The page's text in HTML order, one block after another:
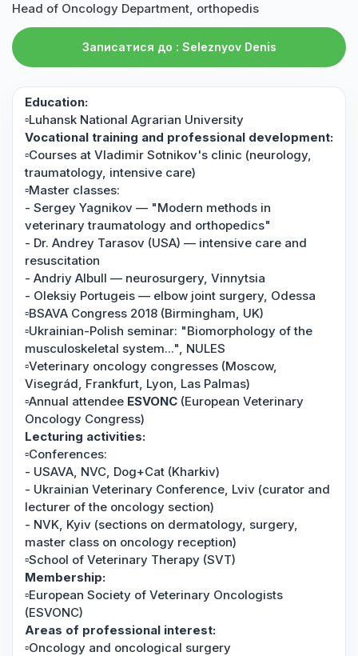
Head of Oncology Department, orthopedis
Записатися до : Seleznyov Denis
Education:
▫️Luhansk National Agrarian University
Vocational training and professional development:
▫️Courses at Vladimir Sotnikov's clinic (neurology,
traumatology, intensive care)
▫️Master classes:
- Sergey Yagnikov — "Modern methods in
veterinary traumatology and orthopedics"
- Dr. Andrey Tarasov (USA) — intensive care and
resuscitation
- Andriy Albull — neurosurgery, Vinnytsia
- Oleksiy Portugeis — elbow joint surgery, Odessa
▫️BSAVA Congress 2018 (Birmingham, UK)
▫️Ukrainian-Polish seminar: "Biomorphology of the
musculoskeletal system...", NULES
▫️Veterinary oncology congresses (Moscow,
Visegrád, Frankfurt, Lyon, Las Palmas)
▫️Annual attendee ESVONC (European Veterinary
Oncology Congress)
Lecturing activities:
▫️Conferences:
- USAVA, NVC, Dog+Cat (Kharkiv)
- Ukrainian Veterinary Conference, Lviv (curator and
lecturer of the oncology section)
- NVK, Kyiv (sections on dermatology, surgery,
master class on oncology reception)
▫️School of Veterinary Therapy (SVT)
Membership:
▫️European Society of Veterinary Oncologists
(ESVONC)
Areas of professional interest:
▫️Oncology and oncological surgery